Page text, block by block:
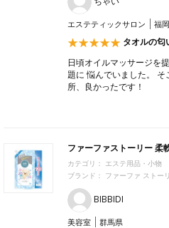
エステティックサロン 福
タオルの匂
日頃オイルマッサージを
題に 悩んでいました。
所、良かったです！
ファーファストーリー 柔
カテゴリ： エステ用品・小物
ブランド： ファーファ ストー
BIBBIDI
美容室 群馬県